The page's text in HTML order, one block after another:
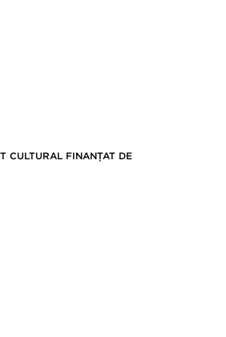
CULTURAL FINANȚAT DE